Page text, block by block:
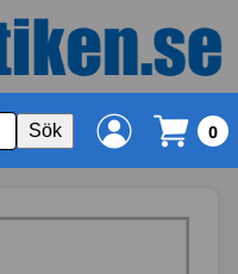
Sök 0